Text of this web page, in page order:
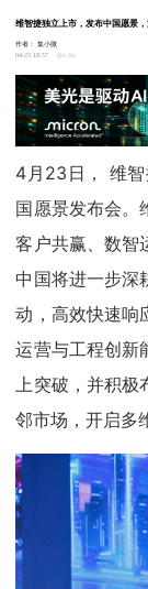
维智捷独立上市，发布中国愿景
作者：集小微
04-23 18:57
1.6w
4月23日， 维
国愿景发布会。
客户共赢、数智
中国将进一步深
动，高效快速响
运营与工程创新
上突破，并积极
邻市场，开启多